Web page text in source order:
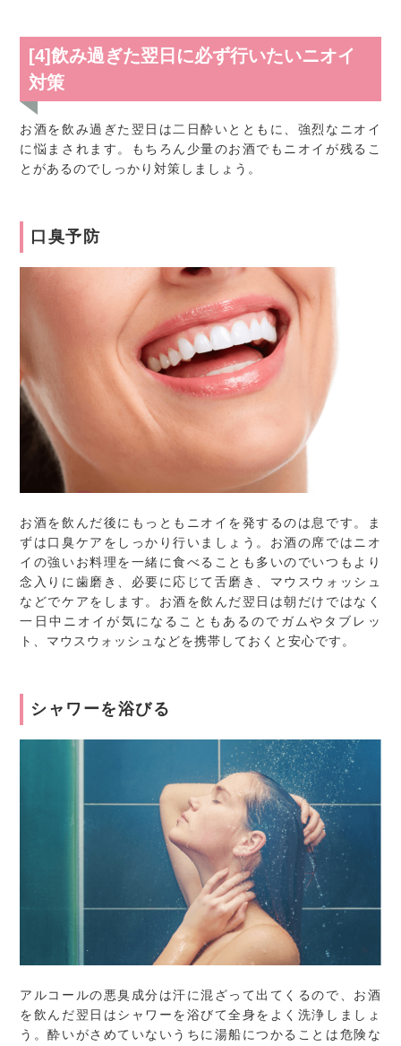
[4]飲み過ぎた翌日に必ず行いたいニオイ
対策
お酒を飲み過ぎた翌日は二日酔いとともに、強烈なニオイ
に悩まされます。もちろん少量のお酒でもニオイが残るこ
とがあるのでしっかり対策しましょう。
口臭予防
お酒を飲んだ後にもっともニオイを発するのは息です。ま
ずは口臭ケアをしっかり行いましょう。お酒の席ではニオ
イの強いお料理を一緒に食べることも多いのでいつもより
念入りに歯磨き、必要に応じて舌磨き、マウスウォッシュ
などでケアをします。お酒を飲んだ翌日は朝だけではなく
一日中ニオイが気になることもあるのでガムやタブレッ
ト、マウスウォッシュなどを携帯しておくと安心です。
シャワーを浴びる
アルコールの悪臭成分は汗に混ざって出てくるので、お酒
を飲んだ翌日はシャワーを浴びて全身をよく洗浄しましょ
う。酔いがさめていないうちに湯船につかることは危険な